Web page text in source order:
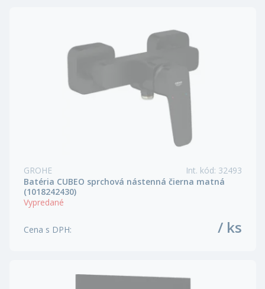
GROHE Int. kód: 32493
Batéria CUBEO sprchová nástenná čierna matná
(1018242430)
Vypredané
Cena s DPH: / ks